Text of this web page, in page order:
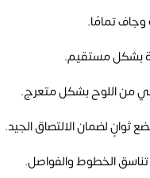
تمامًا.
بشكل مستقيم.
من اللوح بشكل متعرج.
ثوانٍ لضمان الالتصاق الجيد.
تناسق الخطوط والفواصل.